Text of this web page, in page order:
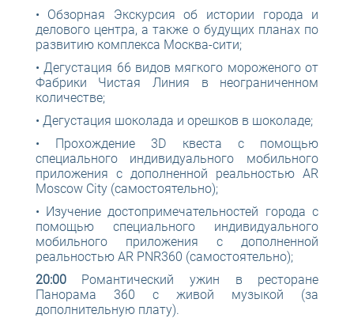
• Обзорная Экскурсия об истории города и
делового центра, а также о будущих планах по
развитию комплекса Москва-сити;
• Дегустация 66 видов мягкого мороженого от
Фабрики Чистая Линия в неограниченном
количестве;
• Дегустация шоколада и орешков в шоколаде;
• Прохождение 3D квеста с помощью
специального индивидуального мобильного
приложения с дополненной реальностью AR
Moscow City (самостоятельно);
• Изучение достопримечательностей города с
помощью специального индивидуального
мобильного приложения с дополненной
реальностью AR PNR360 (самостоятельно);
20:00Романтический ужин в ресторане
Панорама 360 с живой музыкой (за
дополнительную плату).